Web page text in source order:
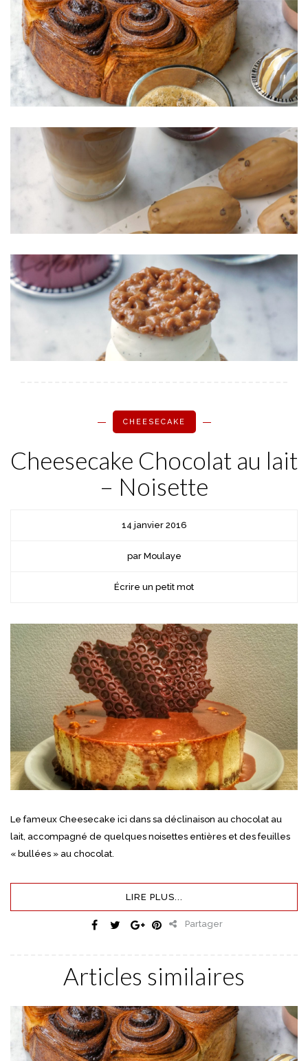
CHEESECAKE
Cheesecake Chocolat au lait
– Noisette
14 janvier 2016
par Moulaye
Écrire un petit mot
Le fameux Cheesecake ici dans sa déclinaison au chocolat au
lait, accompagné de quelques noisettes entières et des feuilles
« bullées » au chocolat.
LIRE PLUS...
Partager
Articles similaires